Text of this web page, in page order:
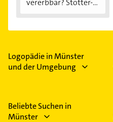
vererbbar? Stotter-
Logopädie in Münster
und der Umgebung
Beliebte Suchen in
Münster